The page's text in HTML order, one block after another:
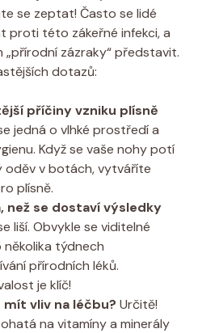
se zeptat! Často se lidé
proti této zákeřné infekci, a
zázraky“ představit.
dotazů:
příčiny vzniku plísně
jedná o vlhké prostředí a
Když se vaše nohy potí
oděv v botách, vytváříte
plísně.
než se dostaví výsledky
liší. Obvykle se viditelné
několika týdnech
přírodních léků.
je klíč!
mít vliv na léčbu? Určitě!
na vitamíny a minerály